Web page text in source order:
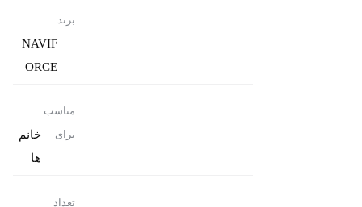
برند
NAVIF
ORCE
مناسب
برای
خانم
ها
تعداد